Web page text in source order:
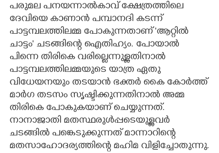
പരുമല പനയന്നാൽകാവ് ക്ഷേത്രത്തിലെ
ദേവിയെ കാണാൻ പമ്പാനദി കടന്ന്
പാട്ടമ്പലത്തിലമ്മ പോകുന്നതാണ് 'ആറ്റിൽ
ചാട്ടം' ചടങ്ങിന്റെ ഐതിഹ്യം. പോയാൽ
പിന്നെ തിരികെ വരില്ലെന്നുള്ളതിനാൽ
പാട്ടമ്പലത്തിലമ്മയുടെ യാത്ര ഏതു
വിധേയനയും തടയാൻ ഭക്തർ കൈ കോർത്ത്
മാർഗ തടസം സൃഷ്ടിക്കുന്നതിനാൽ അമ്മ
തിരികെ പോകുകയാണ് ചെയ്യുന്നത്.
നാനാജാതി മതസ്ഥരുൾപ്പടെയുള്ളവർ
ചടങ്ങിൽ പങ്കെടുക്കുന്നത് മാന്നാറിന്റെ
മതസാഹോദര്യത്തിന്റെ മഹിമ വിളിച്ചോതുന്നു.